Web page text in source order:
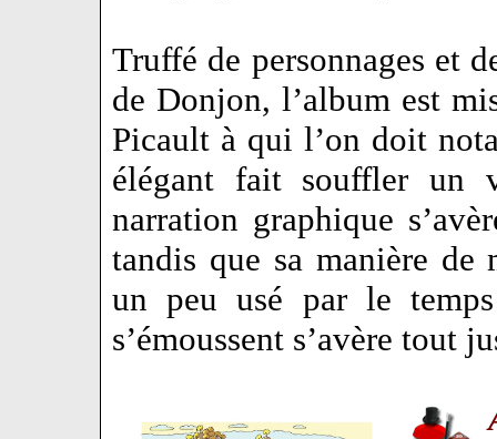
Truffé de personnages et
de Donjon, l’album est
Picault à qui l’on doit
élégant fait souffler un
narration graphique
tandis que sa manière de
un peu usé par le
s’émoussent s’avère tout